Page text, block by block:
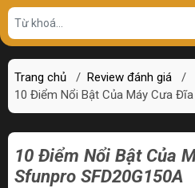
Trang chủ / Review đánh giá
/
10 Điểm Nổi Bật Của Máy Cưa
10 Điểm Nổi Bật Của
Sfunpro SFD20G150A